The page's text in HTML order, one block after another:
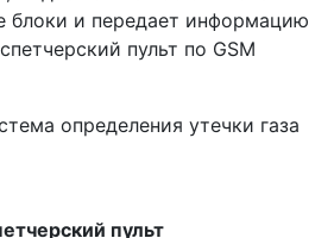
блоки и передает информацию
пульт по GSM
пульт